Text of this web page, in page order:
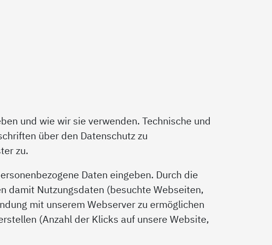
und wie wir sie verwenden. Technische und
über den Datenschutz zu
zu.
Daten eingeben. Durch die
damit Nutzungsdaten (besuchte Webseiten,
mit unserem Webserver zu ermöglichen
(Anzahl der Klicks auf unsere Website,